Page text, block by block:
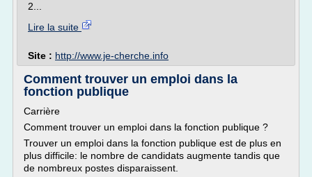
2...
Lire la suite
Site : http://www.je-cherche.info
Comment trouver un emploi dans la
fonction publique
Carrière
Comment trouver un emploi dans la fonction publique ?
Trouver un emploi dans la fonction publique est de plus en
plus difficile: le nombre de candidats augmente tandis que
de nombreux postes disparaissent.